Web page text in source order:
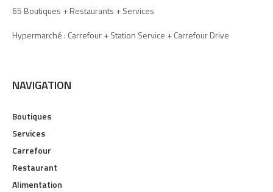
65 Boutiques + Restaurants + Services
Hypermarché : Carrefour + Station Service + Carrefour Drive
NAVIGATION
Boutiques
Services
Carrefour
Restaurant
Alimentation